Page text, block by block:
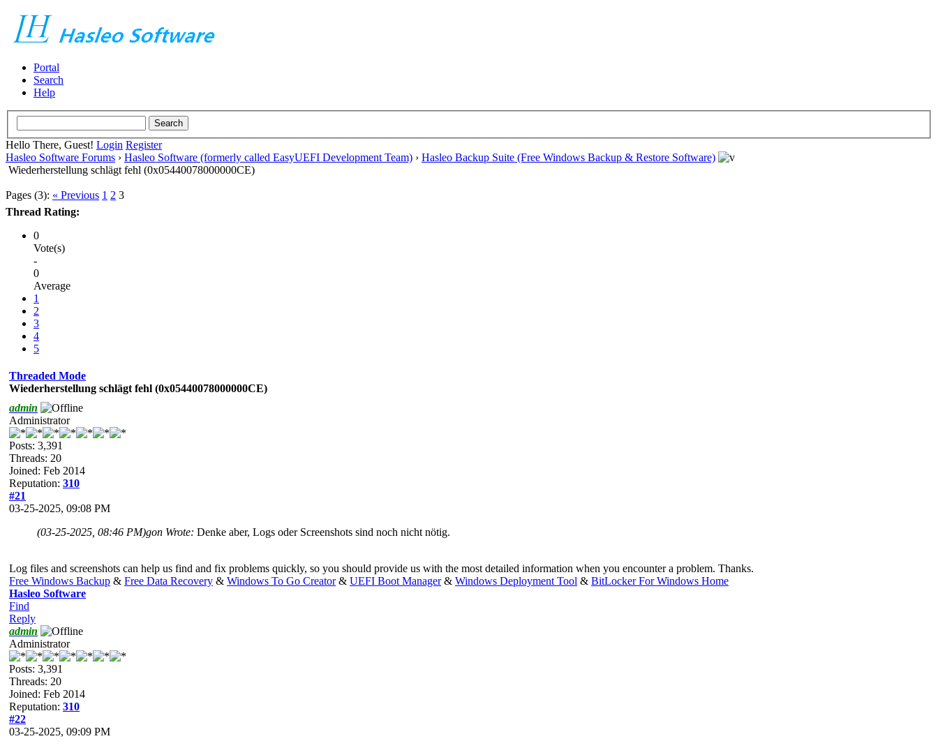
Portal
Search
Help
Hello There, Guest! Login Register
Hasleo Software Forums › Hasleo Software (formerly called EasyUEFI Development Team) › Hasleo Backup Suite (Free Windows Backup & Restore Software)
Wiederherstellung schlägt fehl (0x05440078000000CE)
Pages (3): « Previous 1 2 3
Thread Rating:
0
Vote(s)
-
0
Average
1
2
3
4
5
Threaded Mode
Wiederherstellung schlägt fehl (0x05440078000000CE)
admin
Administrator
Posts: 3,391
Threads: 20
Joined: Feb 2014
Reputation: 310
#21
03-25-2025, 09:08 PM
(03-25-2025, 08:46 PM)gon Wrote: Denke aber, Logs oder Screenshots sind noch nicht nötig.
Log files and screenshots can help us find and fix problems quickly, so you should provide us with the most detailed information when you encounter a problem. Thanks.
Free Windows Backup & Free Data Recovery & Windows To Go Creator& UEFI Boot Manager& Windows Deployment Tool & BitLocker For Windows Home
Hasleo Software
Find
Reply
admin
Administrator
Posts: 3,391
Threads: 20
Joined: Feb 2014
Reputation: 310
#22
03-25-2025, 09:09 PM